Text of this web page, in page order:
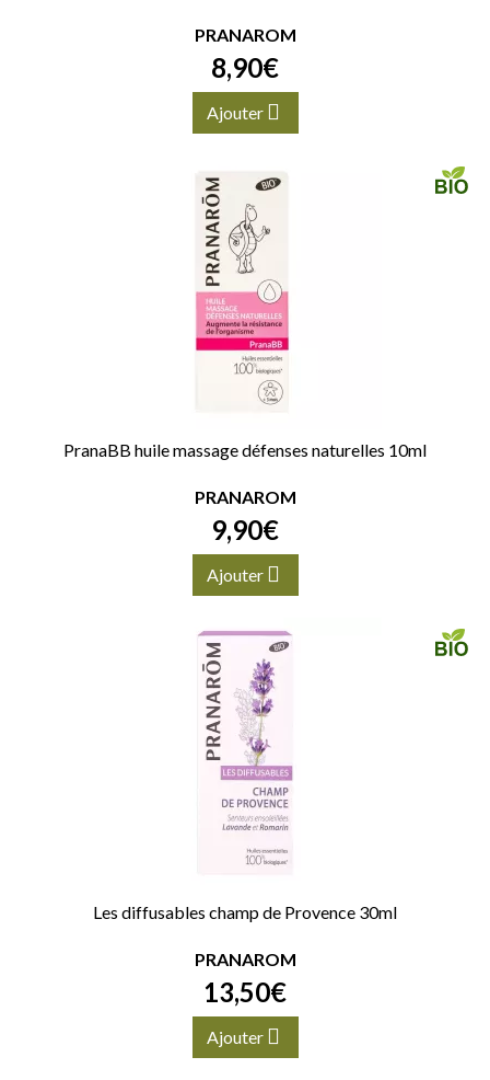
PRANAROM
8,90€
Ajouter
PranaBB huile massage défenses naturelles 10ml
PRANAROM
9,90€
Ajouter
Les diffusables champ de Provence 30ml
PRANAROM
13,50€
Ajouter